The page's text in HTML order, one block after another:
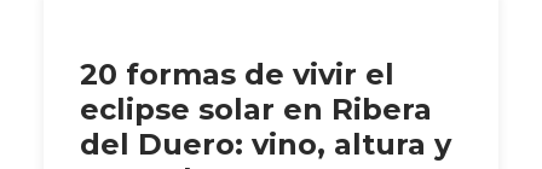
20 formas de vivir el
eclipse solar en Ribera
del Duero: vino, altura y